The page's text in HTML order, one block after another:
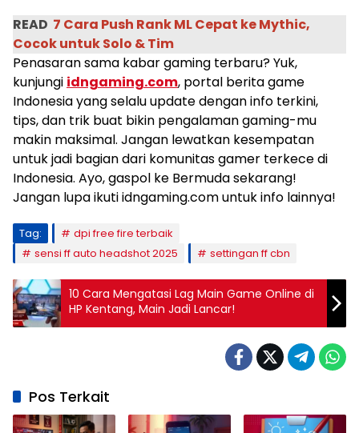
READ 7 Cara Push Rank ML Cepat ke Mythic,
Cocok untuk Solo & Tim
Penasaran sama kabar gaming terbaru? Yuk,
kunjungi idngaming.com, portal berita game
Indonesia yang selalu update dengan info terkini,
tips, dan trik buat bikin pengalaman gaming-mu
makin maksimal. Jangan lewatkan kesempatan
untuk jadi bagian dari komunitas gamer terkece di
Indonesia. Ayo, gaspol ke Bermuda sekarang!
Jangan lupa ikuti idngaming.com untuk info lainnya!
Tag:
dpi free fire terbaik
sensi ff auto headshot 2025
settingan ff cbn
10 Cara Mengatasi Lag Main Game Online di
HP Kentang, Main Jadi Lancar!
Pos Terkait